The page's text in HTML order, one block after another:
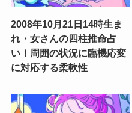
2008年10月21日14時生ま
れ・女さんの四柱推命占
い！周囲の状況に臨機応変
に対応する柔軟性